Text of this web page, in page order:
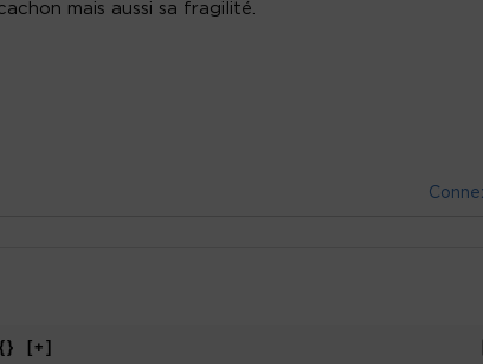
mais aussi sa fragilité.
{} [+]